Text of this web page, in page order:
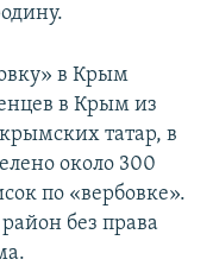
в Крым
в Крым из
татар, в
около 300
по «вербовке».
без права